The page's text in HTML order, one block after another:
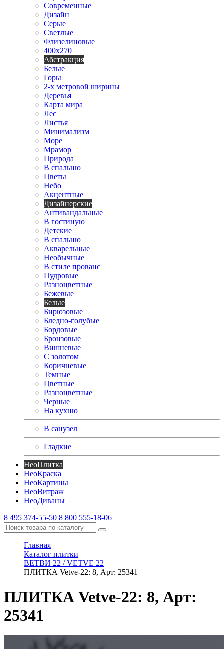
Современные
Дизайн
Серые
Светлые
Флизелиновые
400х270
Абстракция
Белые
Горы
2-х метровой ширины
Деревья
Карта мира
Лес
Листья
Минимализм
Море
Мрамор
Природа
В спальню
Цветы
Небо
Акцентные
Дизайнерские
Антивандальные
В гостиную
Детские
В спальню
Акварельные
Необычные
В стиле прованс
Пудровые
Разноцветные
Бежевые
Белые
Бирюзовые
Бледно-голубые
Бордовые
Бронзовые
Вишневые
С золотом
Коричневые
Темные
Цветные
Разноцветные
Черные
На кухню
В санузел
Гладкие
НеоПлитка
НеоКраска
НеоКартины
НеоВитраж
НеоДиваны
8 495 374-55-50 8 800 555-18-06
Главная
Каталог плитки
ВЕТВИ 22 / VETVE 22
ПЛИТКА Vetve-22: 8, Арт: 25341
ПЛИТКА Vetve-22: 8, Арт:
25341